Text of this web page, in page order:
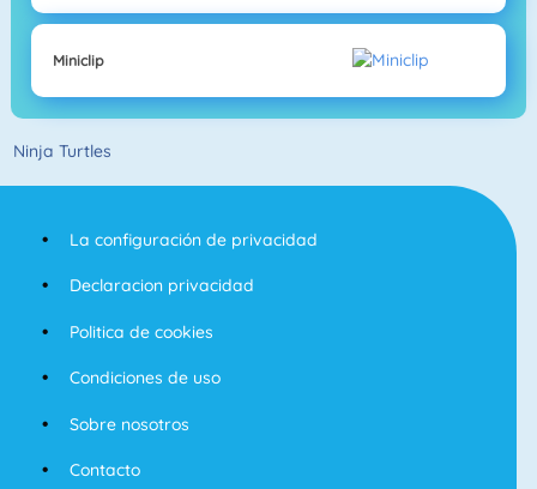
Miniclip
Ninja Turtles
La configuración de privacidad
Declaracion privacidad
Politica de cookies
Condiciones de uso
Sobre nosotros
Contacto